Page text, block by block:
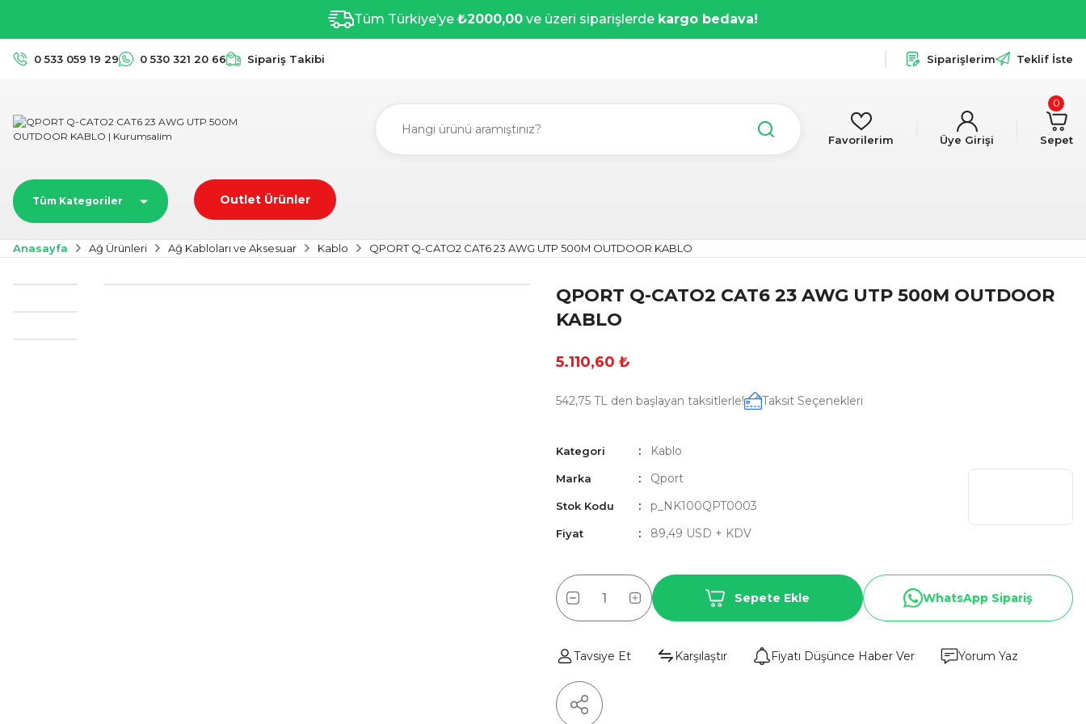
Tüm Türkiye’ye ₺2000,00 ve üzeri siparişlerde kargo bedava!
0 533 059 19 29 0 530 321 20 66 Sipariş Takibi Siparişlerim Teklif İste
Favorilerim Üye Girişi Sepet
0
Tüm Kategoriler Outlet Ürünler
Anasayfa Ağ Ürünleri Ağ Kabloları ve Aksesuar Kablo QPORT Q-CATO2 CAT6 23 AWG UTP 500M OUTDOOR KABLO
QPORT Q-CATO2 CAT6 23 AWG UTP 500M OUTDOOR
KABLO
5.110,60 ₺
542,75 TL den başlayan taksitlerle! Taksit Seçenekleri
Kategori Kablo
Marka Qport
Stok Kodu p_NK100QPT0003
Fiyat 89,49 USD + KDV
Sepete Ekle WhatsApp Sipariş
Tavsiye Et Karşılaştır Fiyatı Düşünce Haber Ver Yorum Yaz